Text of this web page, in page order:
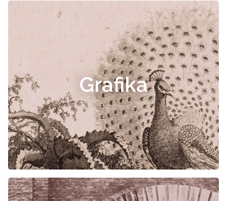
Grafika